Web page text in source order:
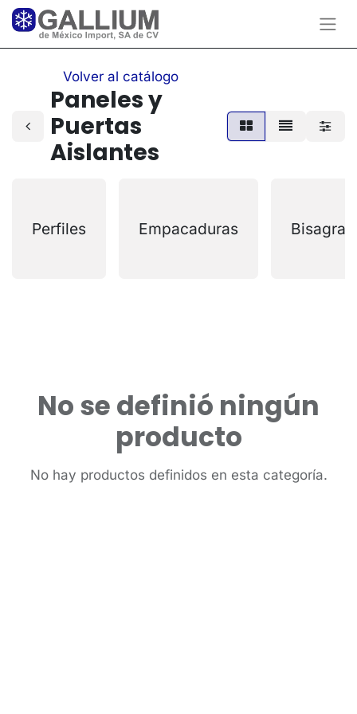
Volver al catálogo
Paneles y
Puertas
Aislantes
Perfiles Empacaduras Bisagras
No se definió ningún
producto
No hay productos definidos en esta categoría.